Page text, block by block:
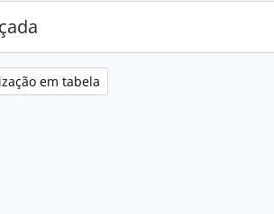
em tabela